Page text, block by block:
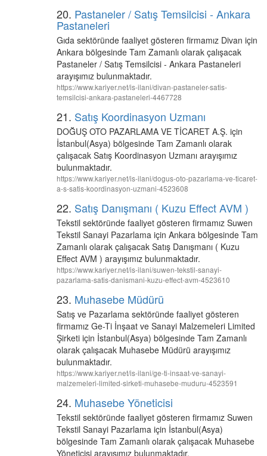
20. Pastaneler / Satış Temsilcisi - Ankara
Pastaneleri
Gıda sektöründe faaliyet gösteren firmamız Divan için
Ankara bölgesinde Tam Zamanlı olarak çalışacak
Pastaneler / Satış Temsilcisi - Ankara Pastaneleri
arayışımız bulunmaktadır.
https://www.kariyer.net/is-ilani/divan-pastaneler-satis-
temsilcisi-ankara-pastaneleri-4467728
21. Satış Koordinasyon Uzmanı
DOĞUŞ OTO PAZARLAMA VE TİCARET A.Ş. için
İstanbul(Asya) bölgesinde Tam Zamanlı olarak
çalışacak Satış Koordinasyon Uzmanı arayışımız
bulunmaktadır.
https://www.kariyer.net/is-ilani/dogus-oto-pazarlama-ve-ticaret-
a-s-satis-koordinasyon-uzmani-4523608
22. Satış Danışmanı ( Kuzu Effect AVM )
Tekstil sektöründe faaliyet gösteren firmamız Suwen
Tekstil Sanayi Pazarlama için Ankara bölgesinde Tam
Zamanlı olarak çalışacak Satış Danışmanı ( Kuzu
Effect AVM ) arayışımız bulunmaktadır.
https://www.kariyer.net/is-ilani/suwen-tekstil-sanayi-
pazarlama-satis-danismani-kuzu-effect-avm-4523610
23. Muhasebe Müdürü
Satış ve Pazarlama sektöründe faaliyet gösteren
firmamız Ge-Ti İnşaat ve Sanayi Malzemeleri Limited
Şirketi için İstanbul(Asya) bölgesinde Tam Zamanlı
olarak çalışacak Muhasebe Müdürü arayışımız
bulunmaktadır.
https://www.kariyer.net/is-ilani/ge-ti-insaat-ve-sanayi-
malzemeleri-limited-sirketi-muhasebe-muduru-4523591
24. Muhasebe Yöneticisi
Tekstil sektöründe faaliyet gösteren firmamız Suwen
Tekstil Sanayi Pazarlama için İstanbul(Asya)
bölgesinde Tam Zamanlı olarak çalışacak Muhasebe
Yöneticisi arayışımız bulunmaktadır.